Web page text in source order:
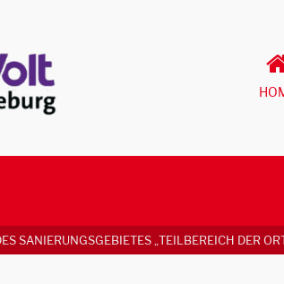
SANIERUNGSGEBIETES „TEILBEREICH DER